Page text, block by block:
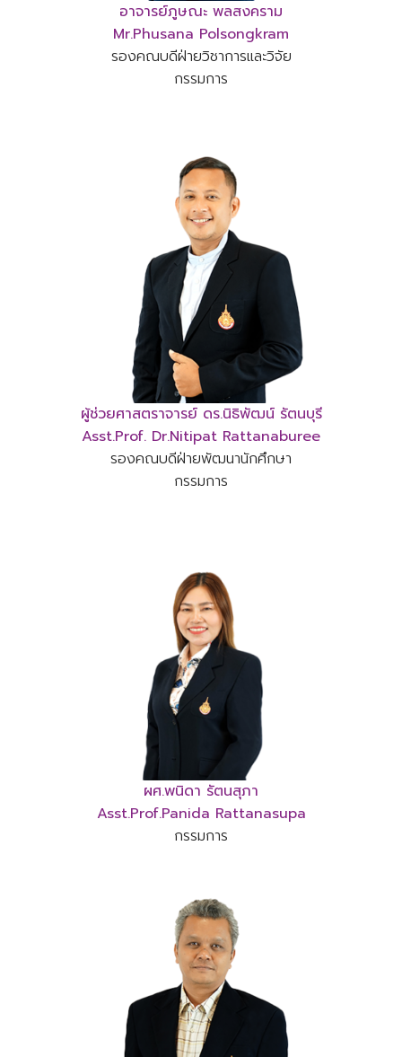
อาจารย์ภูษณะ พลสงคราม
Mr.Phusana Polsongkram
รองคณบดีฝ่ายวิชาการและวิจัย
กรรมการ
ผู้ช่วยศาสตราจารย์ ดร.นิธิพัฒน์ รัตนบุรี
Asst.Prof. Dr.Nitipat Rattanaburee
รองคณบดีฝ่ายพัฒนานักศึกษา
กรรมการ
ผศ.พนิดา รัตนสุภา
Asst.Prof.Panida Rattanasupa
กรรมการ